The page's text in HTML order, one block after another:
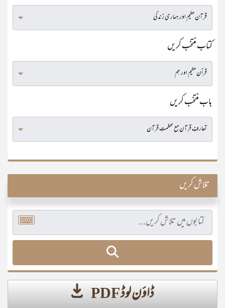
کتاب منتخب کریں
باب منتخب کریں
تلاش کریں
ڈاؤن لوڈ PDF